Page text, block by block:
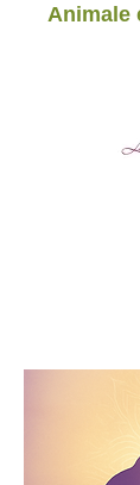
Animale